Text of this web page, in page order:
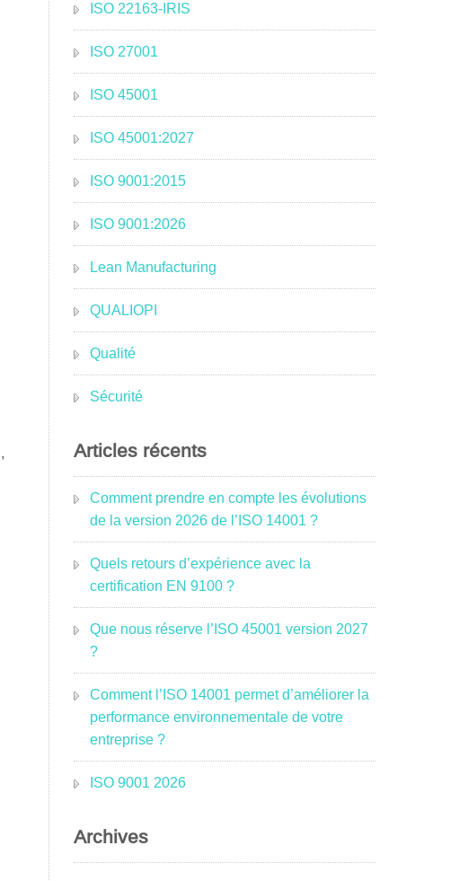
ISO 22163-IRIS
ISO 27001
ISO 45001
ISO 45001:2027
ISO 9001:2015
ISO 9001:2026
Lean Manufacturing
QUALIOPI
Qualité
Sécurité
Articles récents
Comment prendre en compte les évolutions
de la version 2026 de l’ISO 14001 ?
Quels retours d’expérience avec la
certification EN 9100 ?
Que nous réserve l’ISO 45001 version 2027
?
Comment l’ISO 14001 permet d’améliorer la
performance environnementale de votre
entreprise ?
ISO 9001 2026
Archives